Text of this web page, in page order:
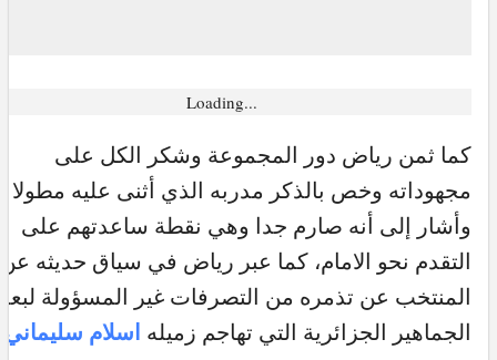
Loading...
كما ثمن رياض دور المجموعة وشكر الكل على
مجهوداته وخص بالذكر مدربه الذي أثنى عليه مطولا
وأشار إلى أنه صارم جدا وهي نقطة ساعدتهم على
التقدم نحو الامام، كما عبر رياض في سياق حديثه عن
المنتخب عن تذمره من التصرفات غير المسؤولة
الجماهير الجزائرية التي تهاجم زميله اسلام سليماني